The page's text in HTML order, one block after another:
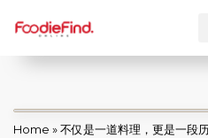
Home »不仅是一道料理，更是一段